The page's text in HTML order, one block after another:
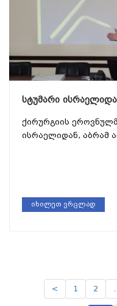
სტუმარი
ქირურგიის
ისრაელიდან, აბრამ
იხილეთ ვრცლად
< 1 2